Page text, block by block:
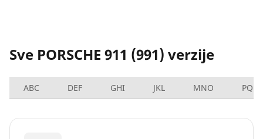
Sve PORSCHE 911 (991) verzije
ABC DEF GHI JKL MNO PQRS